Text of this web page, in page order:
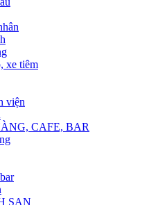
xe tiêm
viện
CAFE, BAR
SẠN